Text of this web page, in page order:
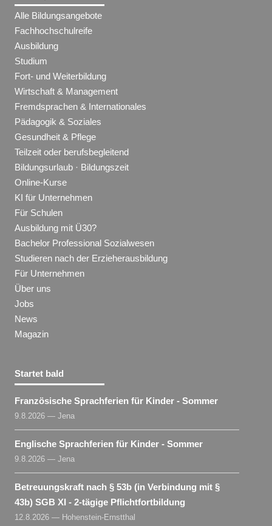
Alle Bildungsangebote
Fachhochschulreife
Ausbildung
Studium
Fort- und Weiterbildung
Wirtschaft & Management
Fremdsprachen & Internationales
Pädagogik & Soziales
Gesundheit & Pflege
Teilzeit oder berufsbegleitend
Bildungsurlaub · Bildungszeit
Online-Kurse
KI für Unternehmen
Für Schulen
Ausbildung mit Ü30?
Bachelor Professional Sozialwesen
Studieren nach der Erzieherausbildung
Für Unternehmen
Über uns
Jobs
News
Magazin
Startet bald
Französische Sprachferien für Kinder - Sommer
9.8.2026 — Jena
Englische Sprachferien für Kinder - Sommer
9.8.2026 — Jena
Betreuungskraft nach § 53b (in Verbindung mit §
43b) SGB XI - 2-tägige Pflichtfortbildung
12.8.2026 — Hohenstein-Ernstthal